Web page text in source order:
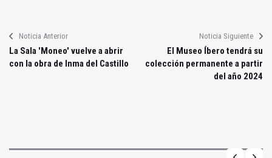
Noticia Anterior
La Sala 'Moneo' vuelve a abrir
con la obra de Inma del Castillo
Noticia Siguiente
El Museo Íbero tendrá su
colección permanente a partir
del año 2024